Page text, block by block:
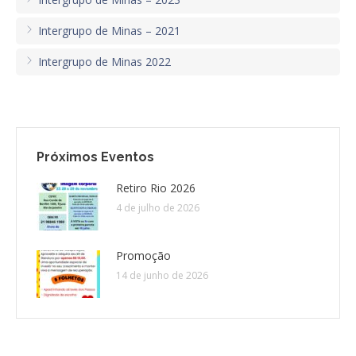
CONTATO
HISTÓRIA DE CCA/BR
Intergrupo de Minas – 2021
Intergrupo de Minas 2022
Próximos Eventos
Retiro Rio 2026
4 de julho de 2026
Promoção
14 de junho de 2026